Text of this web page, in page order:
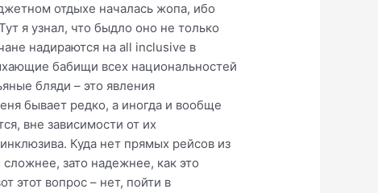
отдыхе началась жопа, ибо
я узнал, что быдло оно не только
надираются на all inclusive в
бабищи всех национальностей
бляди – это явления
бывает редко, а иногда и вообще
вне зависимости от их
Куда нет прямых рейсов из
зато надежнее, как это
этот вопрос – нет, пойти в